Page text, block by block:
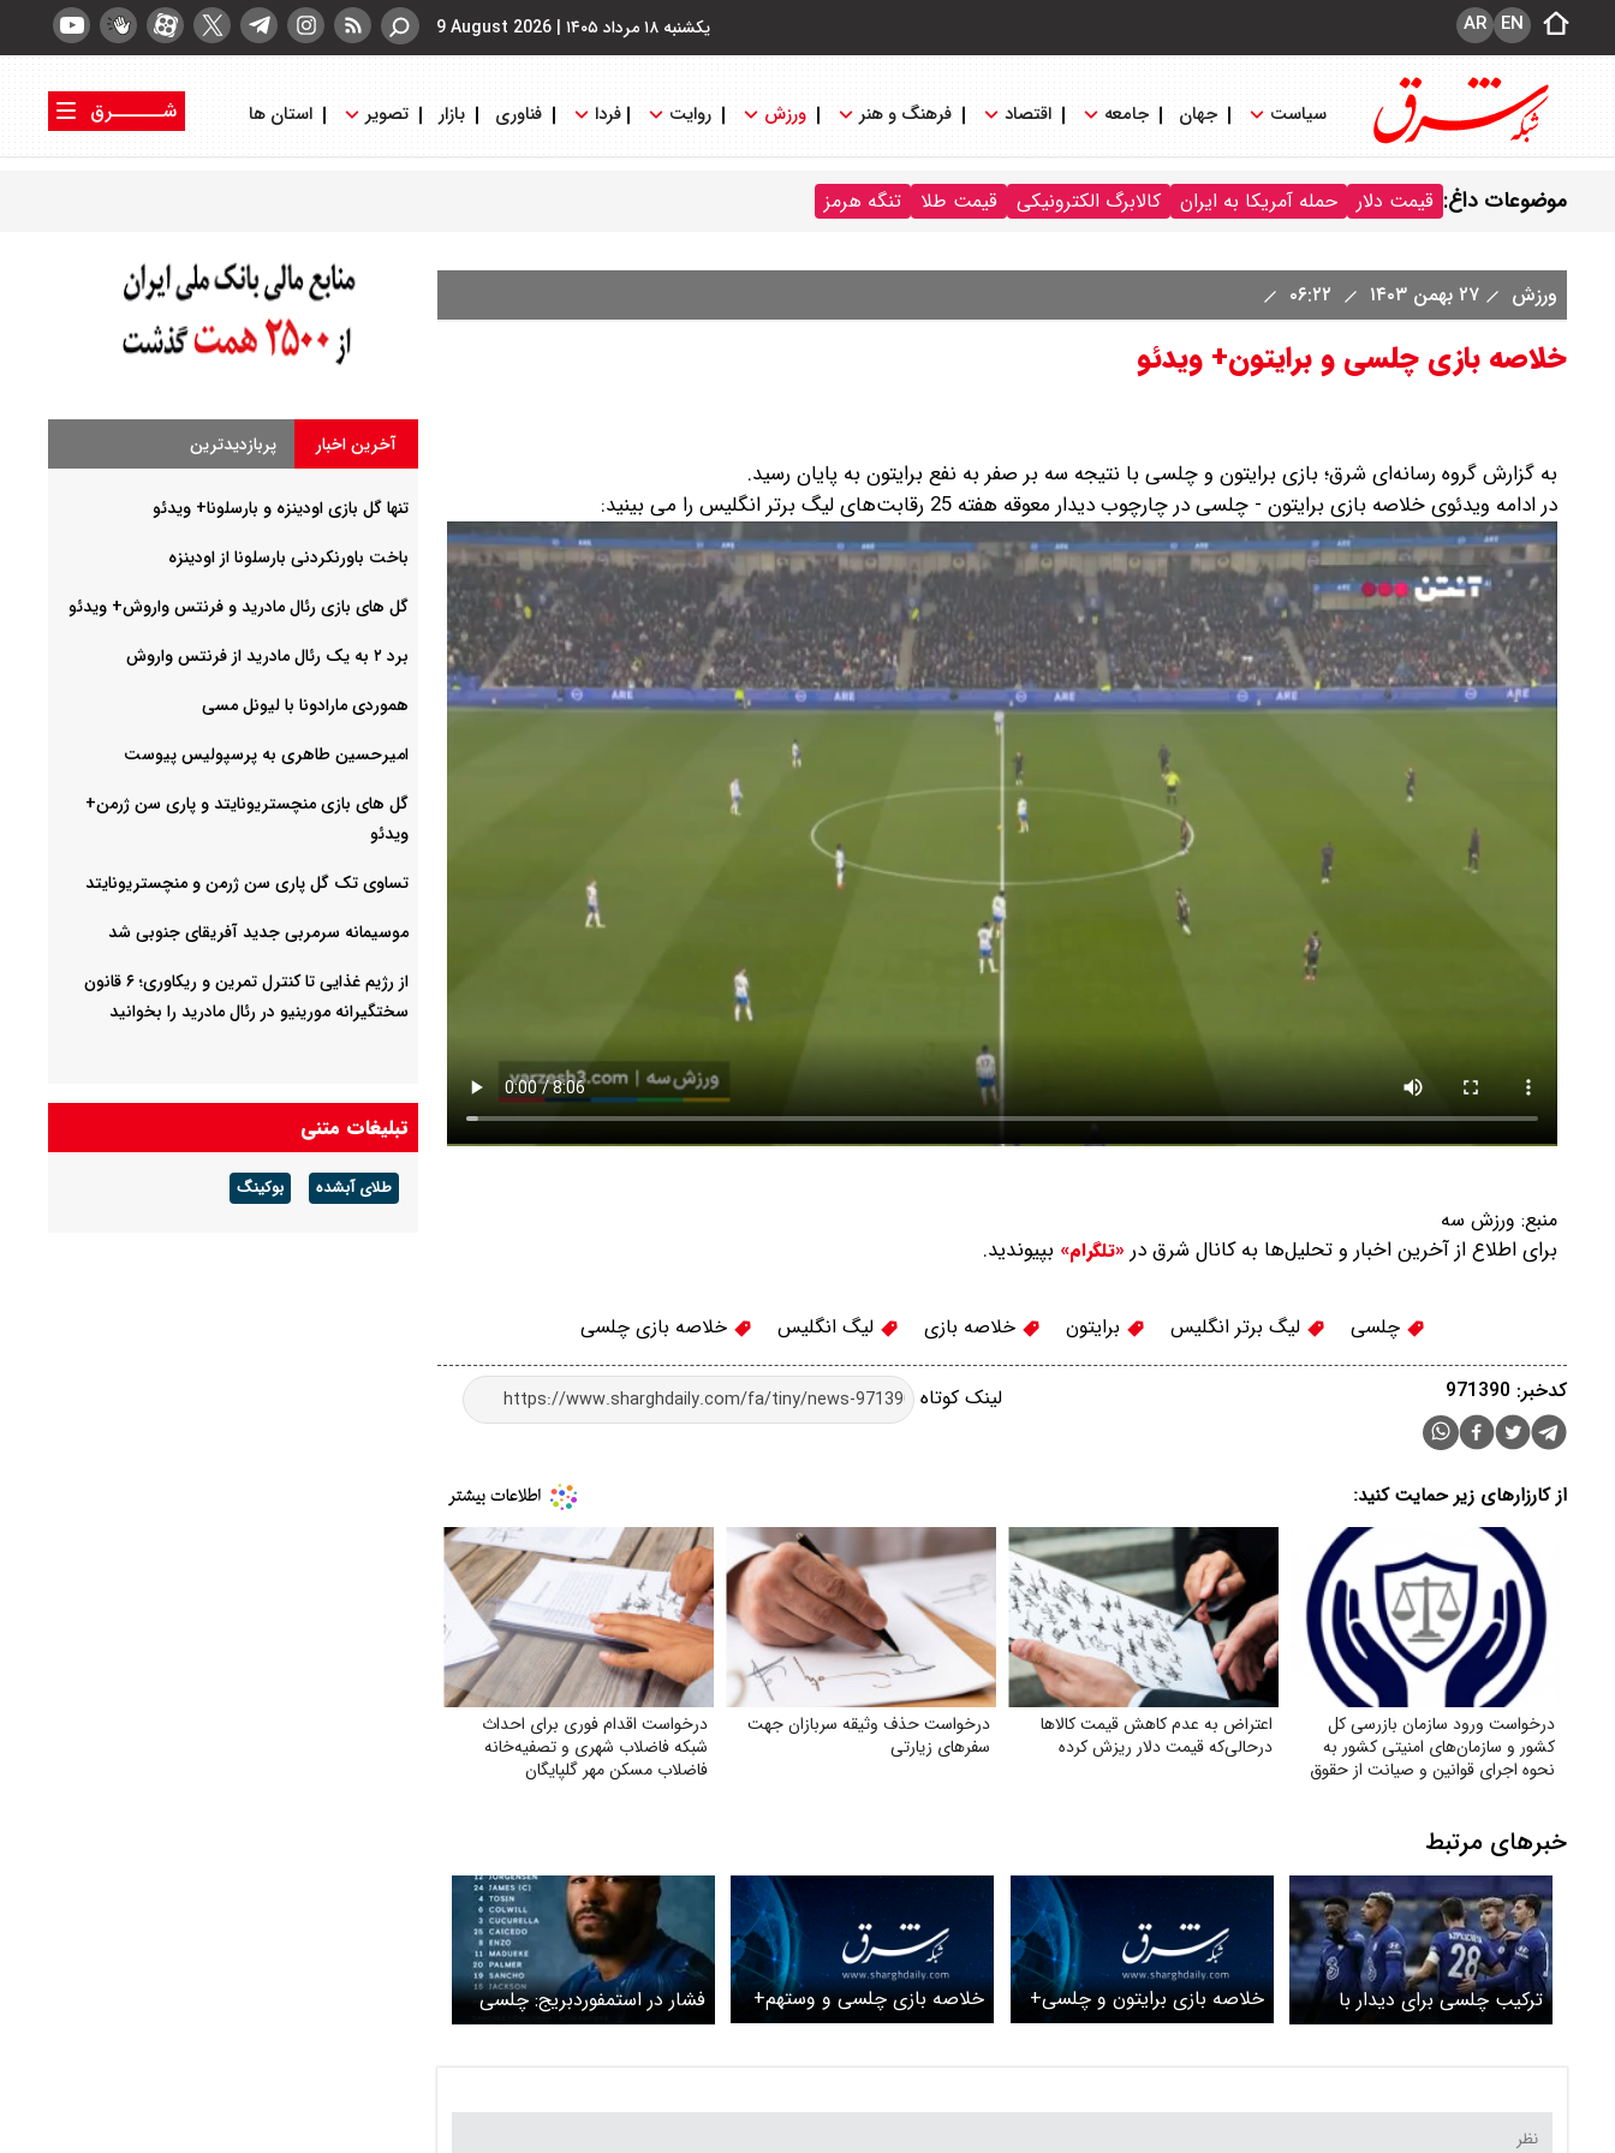
یکشنبه ۱۸ مرداد ۱۴۰۵ |
9 August 2026 EN
AR
سیاست جهان جامعه اقتصاد فرهنگ و هنر ورزش روایت فردا فناوری بازار تصویر استان ها
شــــــرق
موضوعات داغ: قیمت دلار حمله آمریکا به ایران کالابرگ الکترونیکی قیمت طلا تنگه هرمز
ورزش ۲۷ بهمن ۱۴۰۳
خلاصه بازی چلسی و برایتون+ ویدئو
به گزارش گروه رسانه‌ای شرق؛ بازی برایتون و چلسی با نتیجه سه بر صفر به نفع برایتون به پایان رسید.
در ادامه ویدئوی خلاصه بازی برایتون - چلسی در چارچوب دیدار معوقه هفته 25 رقابت‌های لیگ برتر انگلیس را می بینید:
منبع: ورزش سه
برای اطلاع از آخرین اخبار و تحلیل‌ها به کانال شرق در «تلگرام» بپیوندید.
چلسی لیگ برتر انگلیس برایتون خلاصه بازی لیگ انگلیس خلاصه بازی چلسی
لینک کوتاه کدخبر: 971390
از کارزارهای زیر حمایت کنید:
درخواست ورود سازمان بازرسی کل
کشور و سازمان‌های امنیتی کشور به
نحوه اجرای قوانین و صیانت از حقوق
اعتراض به عدم کاهش‌ قیمت کالاها
درحالی‌که قیمت دلار ریزش کرده
درخواست حذف وثیقه سربازان جهت
سفرهای زیارتی
درخواست اقدام فوری برای احداث
شبکه فاضلاب شهری و تصفیه‌خانه
فاضلاب مسکن مهر گلپایگان
خبرهای مرتبط
ترکیب چلسی برای دیدار با
برایتون
خلاصه بازی برایتون و چلسی+
ویدئو
خلاصه بازی چلسی و وستهم+
ویدئو
فشار در استمفوردبریج: چلسی
باید از وستهم عبور کند!
آخرین اخبار پربازدیدترین
تنها گل بازی اودینزه و بارسلونا+ ویدئو
باخت باورنکردنی بارسلونا از اودینزه
گل های بازی رئال مادرید و فرنتس واروش+ ویدئو
برد ۲ به یک رئال مادرید از فرنتس واروش
هموردی مارادونا با لیونل مسی
امیرحسین طاهری به پرسپولیس پیوست
گل های بازی منچستریونایتد و پاری سن ژرمن+
ویدئو
تساوی تک گل پاری سن ژرمن و منچستریونایتد
موسیمانه سرمربی جدید آفریقای جنوبی شد
از رژیم غذایی تا کنترل تمرین و ریکاوری؛ ۶ قانون
سختگیرانه مورینیو در رئال مادرید را بخوانید
تبلیغات متنی
طلای آبشده بوکینگ